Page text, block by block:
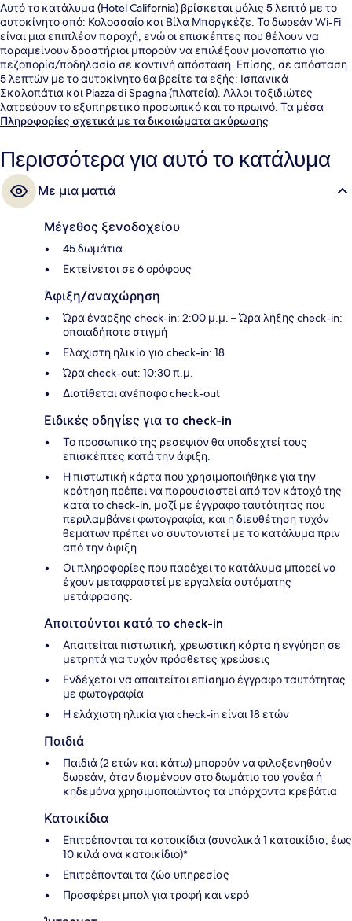
Αυτό το κατάλυμα (Hotel California) βρίσκεται μόλις 5 λεπτά με το
αυτοκίνητο από: Κολοσσαίο και Βίλα Μποργκέζε. Το δωρεάν Wi-Fi
είναι μια επιπλέον παροχή, ενώ οι επισκέπτες που θέλουν να
παραμείνουν δραστήριοι μπορούν να επιλέξουν μονοπάτια για
πεζοπορία/ποδηλασία σε κοντινή απόσταση. Επίσης, σε απόσταση
5 λεπτών με το αυτοκίνητο θα βρείτε τα εξής: Ισπανικά
Σκαλοπάτια και Piazza di Spagna (πλατεία). Άλλοι ταξιδιώτες
λατρεύουν το εξυπηρετικό προσωπικό και το πρωινό. Τα μέσα
μαζικής μεταφοράς είναι πολύ κοντά με τα πόδια: το σημείο
και το σημείο επιβίβασης Στάση Τραμ Farini βρίσκεται σε απόσταση
2 λεπτών.
Πληροφορίες σχετικά με τα δικαιώματα ακύρωσης
Περισσότερα για αυτό το κατάλυμα
Με μια ματιά
Μέγεθος ξενοδοχείου
45 δωμάτια
Εκτείνεται σε 6 ορόφους
Άφιξη/αναχώρηση
Ώρα έναρξης check-in: 2:00 μ.μ. – Ώρα λήξης check-in:
οποιαδήποτε στιγμή
Ελάχιστη ηλικία για check-in: 18
Ώρα check-out: 10:30 π.μ.
Διατίθεται ανέπαφο check-out
Ειδικές οδηγίες για το check-in
Το προσωπικό της ρεσεψιόν θα υποδεχτεί τους
επισκέπτες κατά την άφιξη.
Η πιστωτική κάρτα που χρησιμοποιήθηκε για την
κράτηση πρέπει να παρουσιαστεί από τον κάτοχό της
κατά το check-in, μαζί με έγγραφο ταυτότητας που
περιλαμβάνει φωτογραφία, και η διευθέτηση τυχόν
θεμάτων πρέπει να συντονιστεί με το κατάλυμα πριν
από την άφιξη
Οι πληροφορίες που παρέχει το κατάλυμα μπορεί να
έχουν μεταφραστεί με εργαλεία αυτόματης
μετάφρασης.
Απαιτούνται κατά το check-in
Απαιτείται πιστωτική, χρεωστική κάρτα ή εγγύηση σε
μετρητά για τυχόν πρόσθετες χρεώσεις
Ενδέχεται να απαιτείται επίσημο έγγραφο ταυτότητας
με φωτογραφία
Η ελάχιστη ηλικία για check-in είναι 18 ετών
Παιδιά
Παιδιά (2 ετών και κάτω) μπορούν να φιλοξενηθούν
δωρεάν, όταν διαμένουν στο δωμάτιο του γονέα ή
κηδεμόνα χρησιμοποιώντας τα υπάρχοντα κρεβάτια
Κατοικίδια
Επιτρέπονται τα κατοικίδια (συνολικά 1 κατοικίδια, έως
10 κιλά ανά κατοικίδιο)*
Επιτρέπονται τα ζώα υπηρεσίας
Προσφέρει μπολ για τροφή και νερό